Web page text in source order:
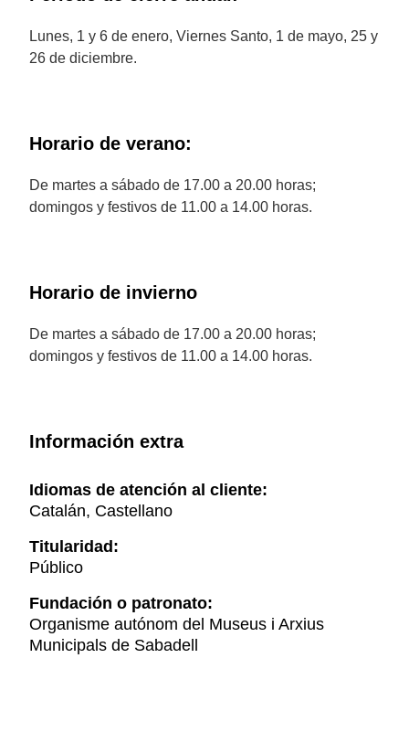
Lunes, 1 y 6 de enero, Viernes Santo, 1 de mayo, 25 y
26 de diciembre.
Horario de verano:
De martes a sábado de 17.00 a 20.00 horas;
domingos y festivos de 11.00 a 14.00 horas.
Horario de invierno
De martes a sábado de 17.00 a 20.00 horas;
domingos y festivos de 11.00 a 14.00 horas.
Información extra
Idiomas de atención al cliente:
Catalán, Castellano
Titularidad:
Público
Fundación o patronato:
Organisme autónom del Museus i Arxius
Municipals de Sabadell